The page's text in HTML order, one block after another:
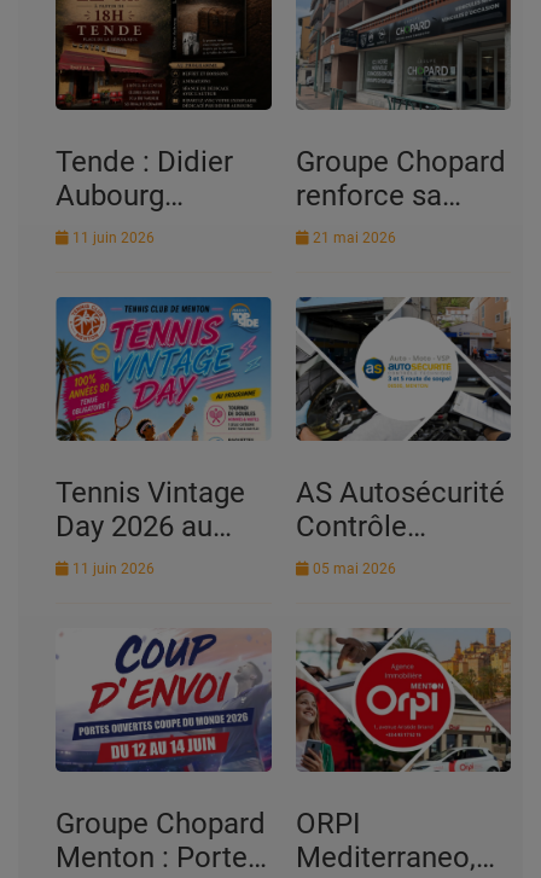
Tende : Didier
Aubourg
présente son
Sorcier » lors
d’une soirée
exceptionnelle
le 12 juin
11 juin 2026
Tennis Vintage
Day 2026 au
Tennis Club de
journée 100%
années 80 entre
sport, musique
et convivialité
11 juin 2026
Groupe Chopard
Menton : Portes
Groupe Chopard
renforce sa
présence à
les Alpes-
Maritimes
21 mai 2026
AS Autosécurité
Contrôle
Technique à
Roquebrune Cap
Martin, Fontan
05 mai 2026
ORPI
Mediterraneo,